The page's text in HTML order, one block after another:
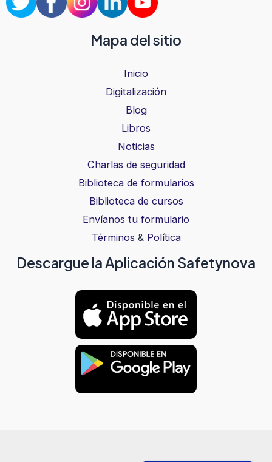
Mapa del sitio
Inicio
Digitalización
Blog
Libros
Noticias
Charlas de seguridad
Biblioteca de formularios
Biblioteca de cursos
Envíanos tu formulario
Términos & Política
Descargue la Aplicación Safetynova